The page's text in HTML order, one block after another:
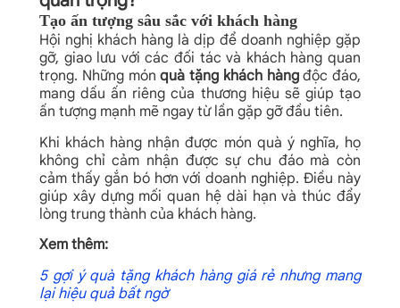
Tạo ấn tượng sâu sắc với khách hàng
Hội nghị khách hàng là dịp để doanh nghiệp gặp
gỡ, giao lưu với các đối tác và khách hàng quan
trọng. Những mónquà tặng khách hàngđộc đáo,
mang dấu ấn riêng của thương hiệu sẽ giúp tạo
ấn tượng mạnh mẽ ngay từ lần gặp gỡ đầu tiên.
Khi khách hàng nhận được món quà ý nghĩa, họ
không chỉ cảm nhận được sự chu đáo mà còn
cảm thấy gắn bó hơn với doanh nghiệp. Điều này
giúp xây dựng mối quan hệ dài hạn và thúc đẩy
lòng trung thành của khách hàng.
Xem thêm:
5 gợi ý quà tặng khách hàng giá rẻ nhưng mang
lại hiệu quả bất ngờ